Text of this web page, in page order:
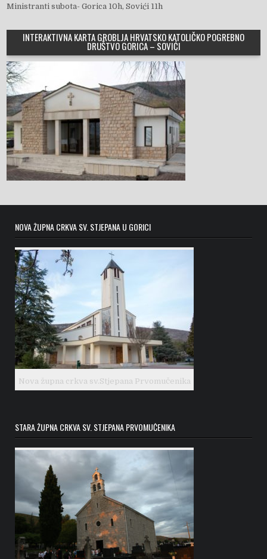
Ministranti subota- Gorica 10h, Sovići 11h
INTERAKTIVNA KARTA GROBLJA HRVATSKO KATOLIČKO POGREBNO
DRUŠTVO GORICA – SOVIĆI
NOVA ŽUPNA CRKVA SV. STJEPANA U GORICI
Nova župna crkva sv.Stjepana Prvomučenika
STARA ŽUPNA CRKVA SV. STJEPANA PRVOMUČENIKA